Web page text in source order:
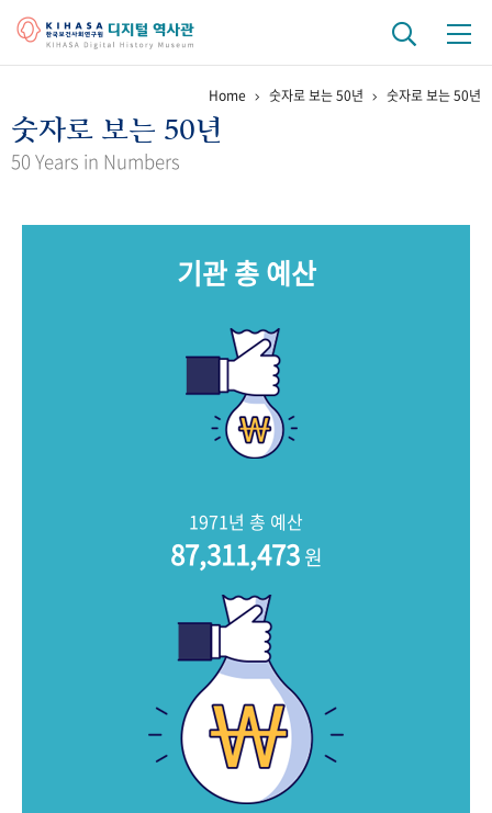
걸어온 길 기관 변천사 역대 기관장
키워드로 보는 연구 역사
문서 기록물 행정박물
Home 숫자로 보는 50년 숫자로 보는 50년
숫자로 보는 50년
50 Years in Numbers
기관 총 예산
1971년 총 예산
87,311,473원